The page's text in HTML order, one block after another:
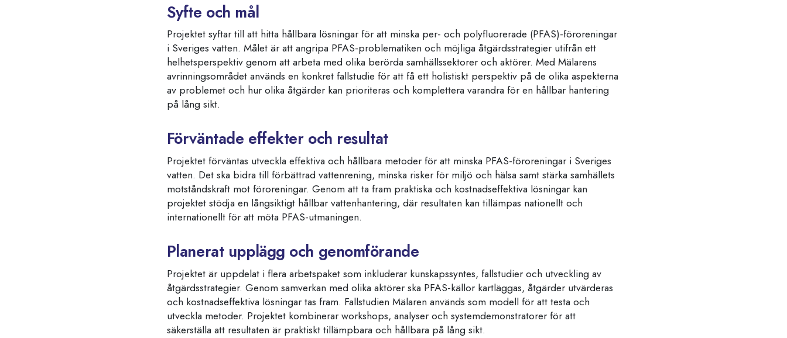
Syfte och mål
Projektet syftar till att hitta hållbara lösningar för att minska per- och polyfluorerade (PFAS)-föroreningar
i Sveriges vatten. Målet är att angripa PFAS-problematiken och möjliga åtgärdsstrategier utifrån ett
helhetsperspektiv genom att arbeta med olika berörda samhällssektorer och aktörer. Med Mälarens
avrinningsområdet används en konkret fallstudie för att få ett holistiskt perspektiv på de olika aspekterna
av problemet och hur olika åtgärder kan prioriteras och komplettera varandra för en hållbar hantering
på lång sikt.
Förväntade effekter och resultat
Projektet förväntas utveckla effektiva och hållbara metoder för att minska PFAS-föroreningar i Sveriges
vatten. Det ska bidra till förbättrad vattenrening, minska risker för miljö och hälsa samt stärka samhällets
motståndskraft mot föroreningar. Genom att ta fram praktiska och kostnadseffektiva lösningar kan
projektet stödja en långsiktigt hållbar vattenhantering, där resultaten kan tillämpas nationellt och
internationellt för att möta PFAS-utmaningen.
Planerat upplägg och genomförande
Projektet är uppdelat i flera arbetspaket som inkluderar kunskapssyntes, fallstudier och utveckling av
åtgärdsstrategier. Genom samverkan med olika aktörer ska PFAS-källor kartläggas, åtgärder utvärderas
och kostnadseffektiva lösningar tas fram. Fallstudien Mälaren används som modell för att testa och
utveckla metoder. Projektet kombinerar workshops, analyser och systemdemonstratorer för att
säkerställa att resultaten är praktiskt tillämpbara och hållbara på lång sikt.